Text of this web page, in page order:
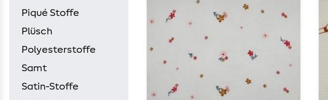
Piqué Stoffe
Plüsch
Polyesterstoffe
Samt
Satin-Stoffe